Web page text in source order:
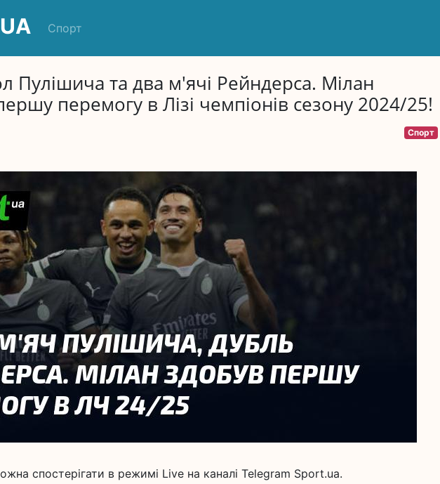
Спорт
Пулішича та два м'ячі Рейндерса. Мілан
перемогу в Лізі чемпіонів сезону 2024/25!
Спорт
спостерігати в режимі Live на каналі Telegram Sport.ua.